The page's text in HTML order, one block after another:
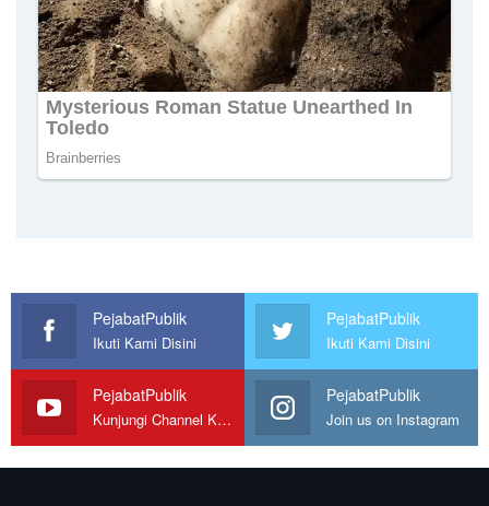
PejabatPublik
Ikuti Kami Disini
PejabatPublik
Ikuti Kami Disini
PejabatPublik
Kunjungi Channel Kami
PejabatPublik
Join us on Instagram